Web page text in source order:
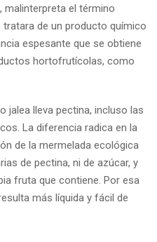
malinterpreta el término
tratara de un producto químico
espesante que se obtiene
hortofrutícolas, como
jalea lleva pectina, incluso las
La diferencia radica en la
de la mermelada ecológica
de pectina, ni de azúcar, y
fruta que contiene. Por esa
más líquida y fácil de